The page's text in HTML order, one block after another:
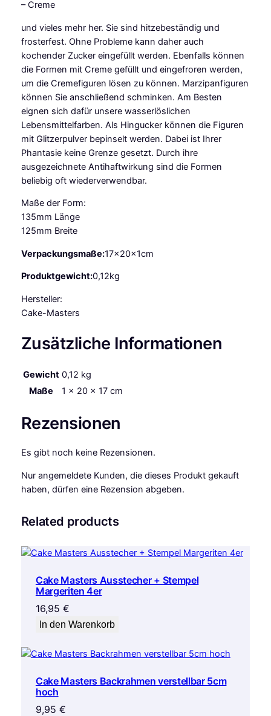
r
t
D
e
c
o
M
e
n
g
e
– Creme
und vieles mehr her. Sie sind hitzebeständig und
frosterfest. Ohne Probleme kann daher auch
kochender Zucker eingefüllt werden. Ebenfalls können
die Formen mit Creme gefüllt und eingefroren werden,
um die Cremefiguren lösen zu können. Marzipanfiguren
können Sie anschließend schminken. Am Besten
eignen sich dafür unsere wasserlöslichen
Lebensmittelfarben. Als Hingucker können die Figuren
mit Glitzerpulver bepinselt werden. Dabei ist Ihrer
Phantasie keine Grenze gesetzt. Durch ihre
ausgezeichnete Antihaftwirkung sind die Formen
beliebig oft wiederverwendbar.
Maße der Form:
135mm Länge
125mm Breite
Verpackungsmaße:17x20x1cm
Produktgewicht:0,12kg
Hersteller:
Cake-Masters
Zusätzliche Informationen
Gewicht 0,12 kg
Maße
1 × 20 × 17 cm
Rezensionen
Es gibt noch keine Rezensionen.
Nur angemeldete Kunden, die dieses Produkt gekauft
haben, dürfen eine Rezension abgeben.
Related products
Cake Masters Ausstecher + Stempel
Margeriten 4er
16,95 €
In den Warenkorb
Cake Masters Backrahmen verstellbar 5cm
hoch
9,95 €